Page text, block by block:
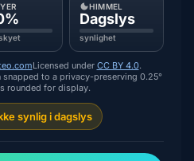
HIMMEL
Dagslys
synlighet
Licensed under CC BY 4.0.
to a privacy-preserving 0.25°
rounded for display.
synlig i dagslys